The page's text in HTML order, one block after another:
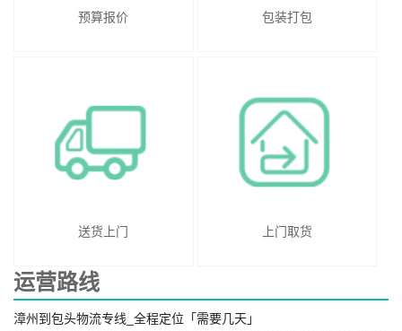
预算报价 包装打包
送货上门 上门取货
运营路线
漳州到包头物流专线_全程定位「需要几天」